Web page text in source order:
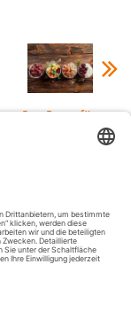
Das Beste für
Freund: Wählen